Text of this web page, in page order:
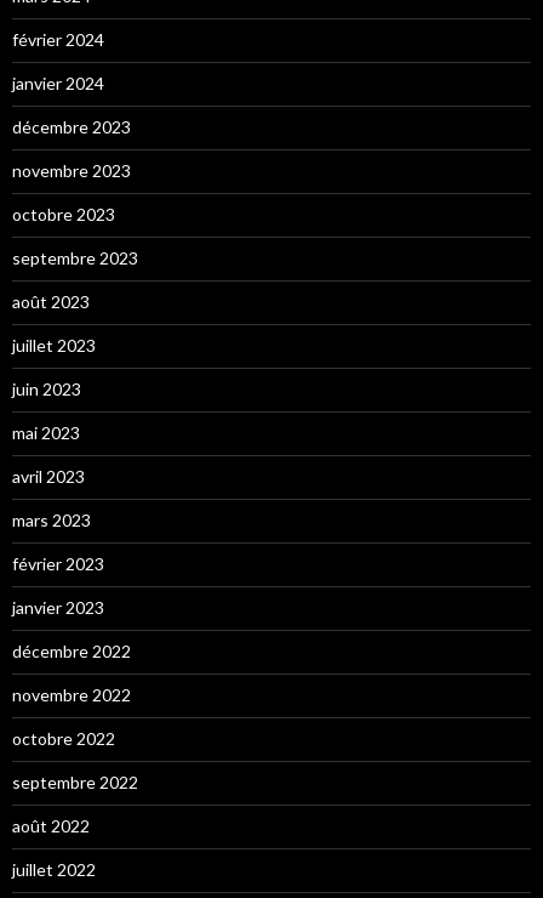
février 2024
janvier 2024
décembre 2023
novembre 2023
octobre 2023
septembre 2023
août 2023
juillet 2023
juin 2023
mai 2023
avril 2023
mars 2023
février 2023
janvier 2023
décembre 2022
novembre 2022
octobre 2022
septembre 2022
août 2022
juillet 2022